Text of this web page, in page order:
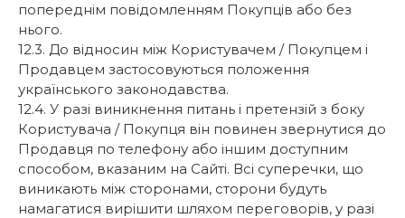
попереднім повідомленням Покупців або без
нього.
12.3. До відносин між Користувачем / Покупцем і
Продавцем застосовуються положення
українського законодавства.
12.4. У разі виникнення питань і претензій з боку
Користувача / Покупця він повинен звернутися до
Продавця по телефону або іншим доступним
способом, вказаним на Сайті. Всі суперечки, що
виникають між сторонами, сторони будуть
намагатися вирішити шляхом переговорів, у разі